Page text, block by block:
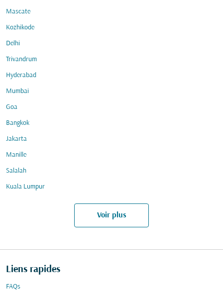
Mascate
Kozhikode
Delhi
Trivandrum
Hyderabad
Mumbai
Goa
Bangkok
Jakarta
Manille
Salalah
Kuala Lumpur
Voir plus
Liens rapides
FAQs